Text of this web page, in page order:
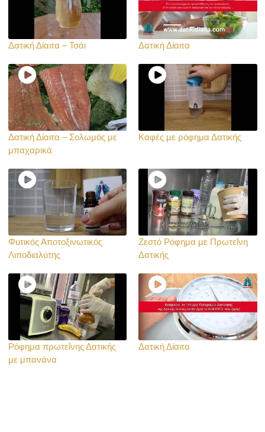
Δατική Δίαιτα – Τσάι Δατική Δίαιτα
Δατική Δίαιτα – Σολωμός με
μπαχαρικά
Καφές με ρόφημα Δατικής
Φυτικός Αποτοξινωτικός
Λιποδιαλύτης
Ζεστό Ρόφημα με Πρωτεΐνη
Δατικής
Ρόφημα πρωτεΐνης Δατικής
με μπανάνα
Δατική Δίαιτα